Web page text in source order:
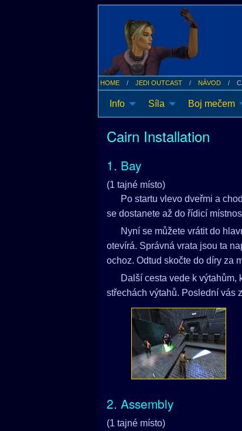
HOME JEDI OUTCAST NÁVOD
Info Síla Boj mečem
Cairn Installation
1. Bay
(1 tajné místo)
Po startu vlevo dveřmi a
se dostanete až do řídicí
Nyní se můžete vrátit do
otevírá. Správná vrata jsou ta
ochoz. Odtud skočte do díry za
Další cesta vede k výtahům,
střechách výtahů. Poslední vás
2. Assembly
(1 tajné místo)